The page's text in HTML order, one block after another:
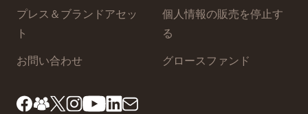
サイトリンク
私たちについて
編集基準
レビューボードのご紹介
プライバシーポリシー
利用規約